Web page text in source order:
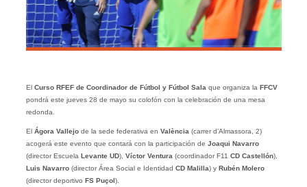
El Curso RFEF de Coordinador de Fútbol y Fútbol Salaque organiza la FFCV
pondrá este jueves 28 de mayo su colofón con la celebración de una mesa
redonda.
El Ágora Vallejo de la sede federativa en València(carrer d’Almassora, 2)
acogerá este evento que contará con la participación de Joaqui Navarro
(director Escuela Levante UD), Víctor Ventura(coordinador F11 CD Castellón),
Luis Navarro(director Área Social e Identidad CD Malilla) y Rubén Molero
(director deportivo FS Puçol ).